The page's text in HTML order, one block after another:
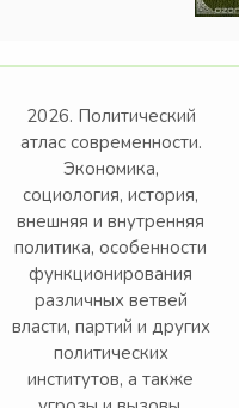
2026. Политический
атлас современности.
Экономика,
социология, история,
внешняя и внутренняя
политика, особенности
функционирования
различных ветвей
власти, партий и других
политических
институтов, а также